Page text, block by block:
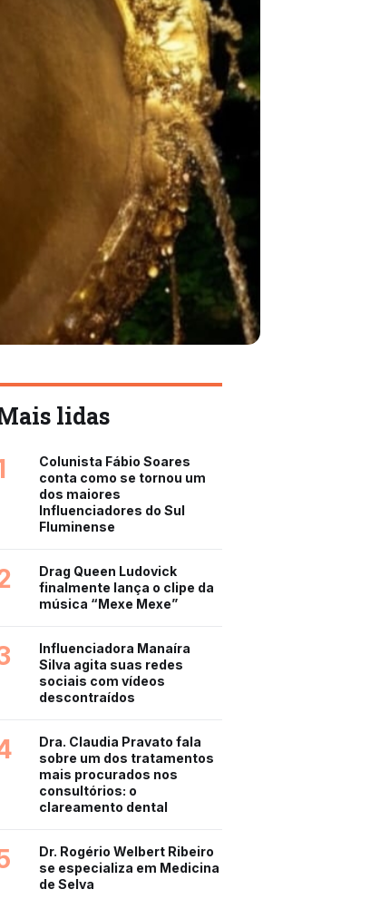
lidas
Colunista Fábio Soares
conta como se tornou um
dos maiores
Influenciadores do Sul
Fluminense
Drag Queen Ludovick
finalmente lança o clipe da
música “Mexe Mexe”
Influenciadora Manaíra
Silva agita suas redes
sociais com vídeos
descontraídos
Dra. Claudia Pravato fala
sobre um dos tratamentos
mais procurados nos
consultórios: o
clareamento dental
Dr. Rogério Welbert Ribeiro
se especializa em Medicina
de Selva